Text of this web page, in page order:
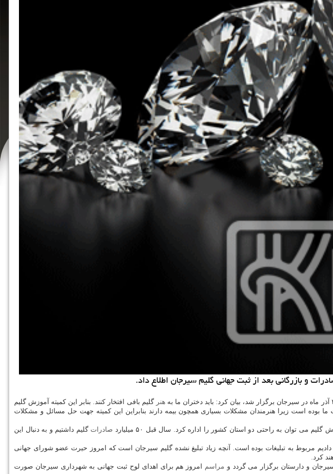
و بازرگانی بعد از ثبت جهانی گلیم سیرجان اطلاع داد.
هنر گلیم بافی افتخار كنند. بنابر این كمیته آموزش گلیم
بوده است زیرا هنرمندان مشكلات بسیاری همچون بیمه دارند بنابراین این كمیته جهت حل مسائل و مشكلات
می توان به راحتی دو استان كشور را اداره كرد. سال قبل ۵۰ میلیارد صادرات گلیم داشتیم و به دنبال این
مربوط به تبلیغات بوده است. آنچه زیاد تبلیغ نشده گلیم سیرجان است كه امروز حیرت عضو شورای جهانی
كرد.
و دارستان برگزار می گردد و مراسم امروز هم برای اهدای لوح ثبت جهانی به شهرداری سیرجان صورت